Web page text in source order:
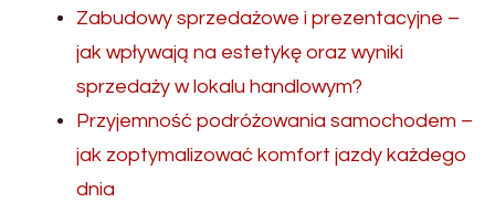
Zabudowy sprzedażowe i prezentacyjne –
jak wpływają na estetykę oraz wyniki
sprzedaży w lokalu handlowym?
Przyjemność podróżowania samochodem –
jak zoptymalizować komfort jazdy każdego
dnia